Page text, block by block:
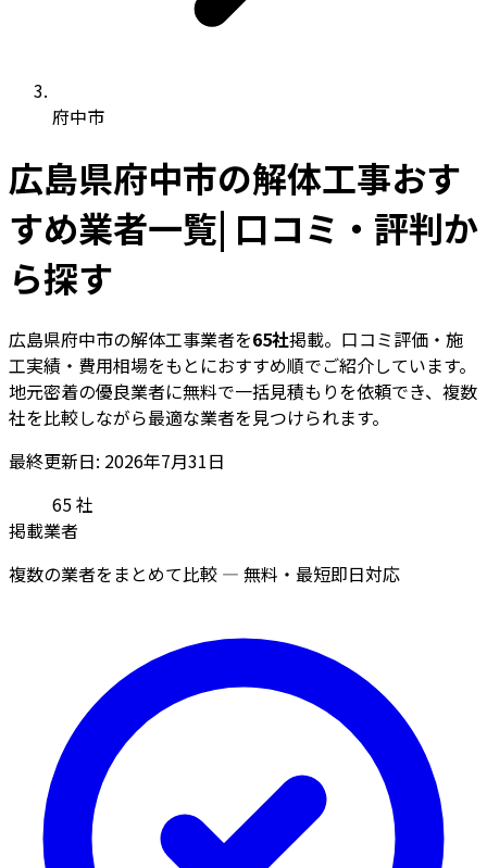
府中市
広島県府中市の解体工事おす
すめ業者一覧| 口コミ・評判か
ら探す
広島県府中市の解体工事業者を65社掲載。口コミ評価・施
工実績・費用相場をもとにおすすめ順でご紹介しています。
地元密着の優良業者に無料で一括見積もりを依頼でき、複数
社を比較しながら最適な業者を見つけられます。
最終更新日: 2026年7月31日
65社
掲載業者
複数の業者をまとめて比較 — 無料・最短即日対応